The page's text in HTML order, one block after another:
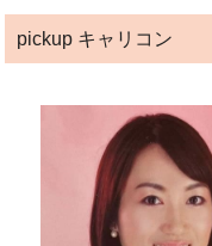
pickup キャリコン